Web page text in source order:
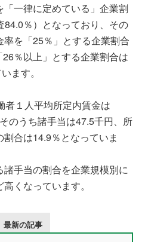
一律に定めている」企業割
％）となっており、その
を「25％」とする企業割合
％以上」とする企業割合は
ます。
者１人平均所定内賃金は
のうち諸手当は47.5千円、所
合は14.9％となっていま
手当の割合を企業規模別に
くなっています。
最新の記事